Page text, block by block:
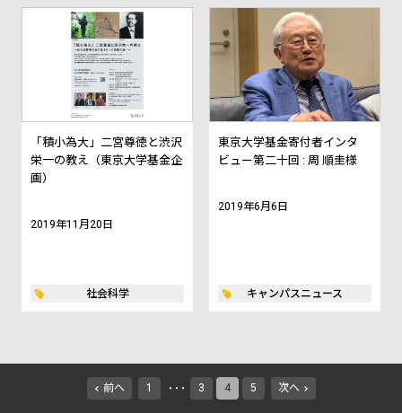
「積小為大」二宮尊徳と渋沢
栄一の教え（東京大学基金企
画）
2019年11月20日
社会科学
東京大学基金寄付者インタ
ビュー第二十回 : 周 順圭様
2019年6月6日
キャンパスニュース
前へ 1 ・・・ 3 4 5 次へ